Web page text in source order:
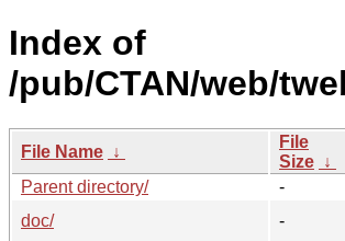
Index of
/pub/CTAN/web/
File Name ↓
File
Size ↓
Parent directory/
-
doc/
-